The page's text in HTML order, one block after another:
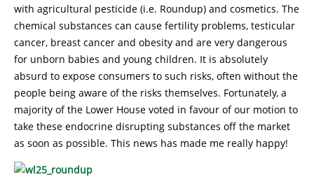
with agricultural pesticide (i.e. Roundup) and cosmetics. The
chemical substances can cause fertility problems, testicular
cancer, breast cancer and obesity and are very dangerous
for unborn babies and young children. It is absolutely
absurd to expose consumers to such risks, often without the
people being aware of the risks themselves. Fortunately, a
majority of the Lower House voted in favour of our motion to
take these endocrine disrupting substances off the market
as soon as possible. This news has made me really happy!